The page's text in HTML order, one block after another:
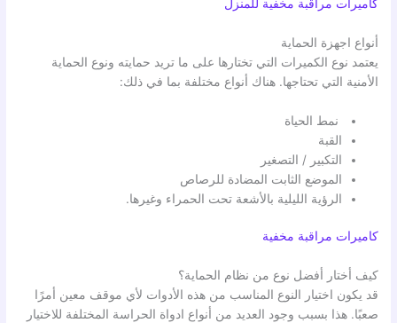
كاميرات مراقبة مخفية للمنزل
أنواع اجهزة الحماية
يعتمد نوع الكميرات التي تختارها على ما تريد حمايته ونوع الحماية
الأمنية التي تحتاجها. هناك أنواع مختلفة بما في ذلك:
نمط الحياة
القبة
التكبير / التصغير
الموضع الثابت المضادة للرصاص
الرؤية الليلية بالأشعة تحت الحمراء وغيرها.
كاميرات مراقبة مخفية
كيف أختار أفضل نوع من نظام الحماية؟
قد يكون اختيار النوع المناسب من هذه الأدوات لأي موقف معين أمرًا
صعبًا. هذا بسبب وجود العديد من أنواع ادواة الحراسة المختلفة للاختيار